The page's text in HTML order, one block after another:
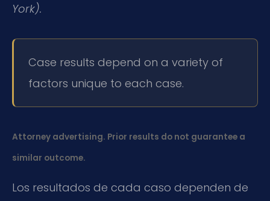
York).
Case results depend on a variety of
factors unique to each case.
Attorney advertising. Prior results do not guarantee a
similar outcome.
Los resultados de cada caso dependen de